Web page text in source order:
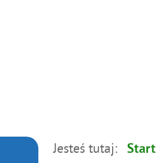
Jesteś tutaj: Start